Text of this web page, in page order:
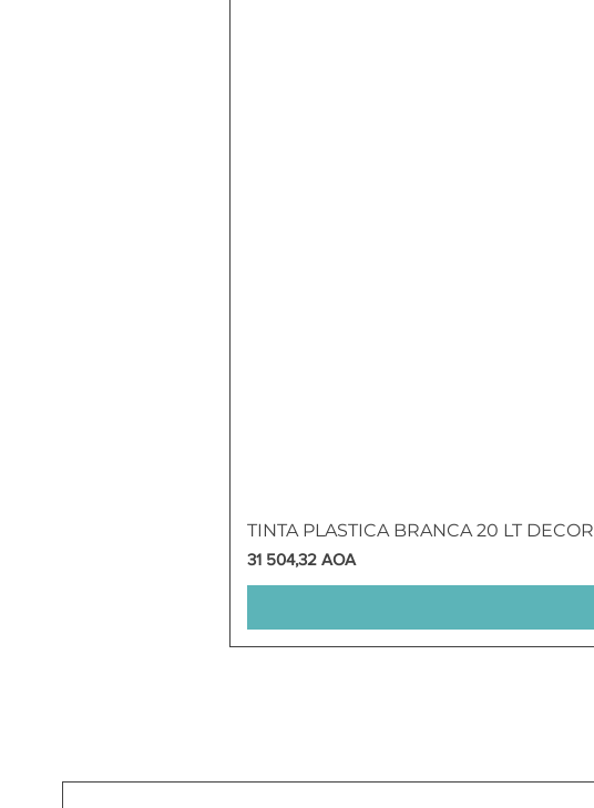
TINTA PLASTICA BRANCA 20 LT DECOR
Preço
31 504,32 AOA